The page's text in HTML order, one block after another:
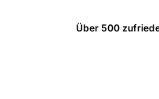
Über 500